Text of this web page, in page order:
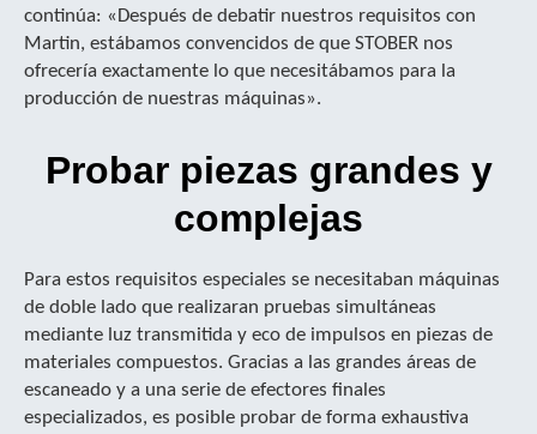
continúa: «Después de debatir nuestros requisitos con
Martin, estábamos convencidos de que STOBER nos
ofrecería exactamente lo que necesitábamos para la
producción de nuestras máquinas».
Probar piezas grandes y
complejas
Para estos requisitos especiales se necesitaban máquinas
de doble lado que realizaran pruebas simultáneas
mediante luz transmitida y eco de impulsos en piezas de
materiales compuestos. Gracias a las grandes áreas de
escaneado y a una serie de efectores finales
especializados, es posible probar de forma exhaustiva